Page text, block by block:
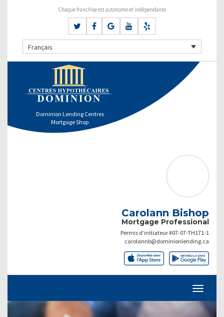
Chaque franchise est autonome et indépendante
Français
Dominion Lending Centres
Mortgage Shop
Carolann Bishop
Mortgage Professional
Permis d’initiateur #07-07-TH171-1
carolannb@dominionlending.ca